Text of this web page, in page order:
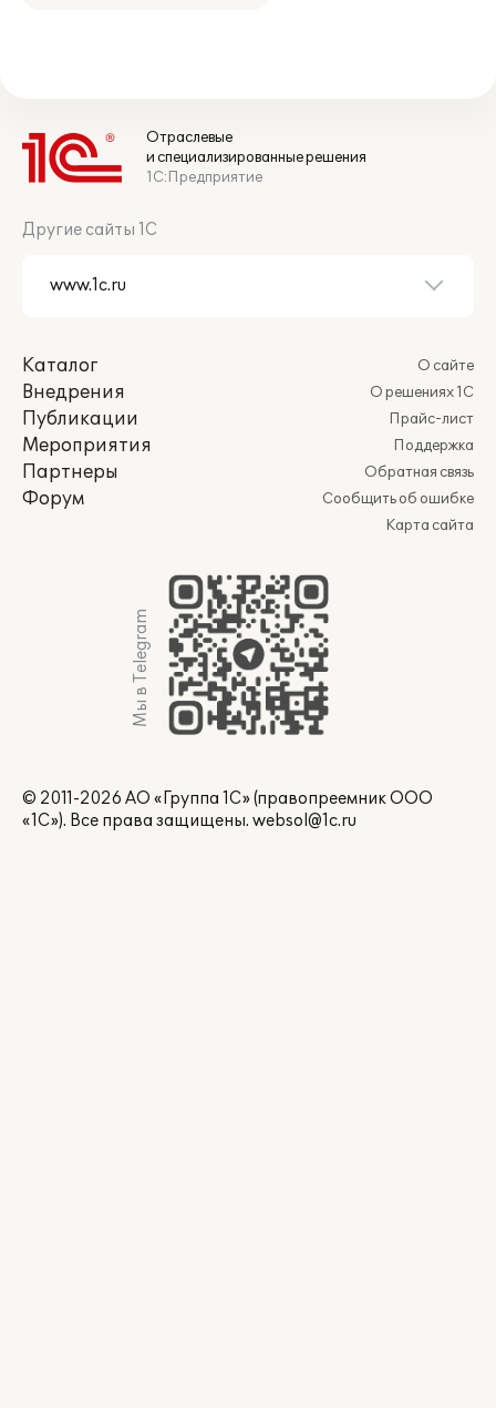
Отраслевые
и специализированные решения
1С:Предприятие
Другие сайты 1С
Каталог
Внедрения
Публикации
Мероприятия
Партнеры
Форум
О сайте
О решениях 1С
Прайс-лист
Поддержка
Обратная связь
Сообщить об ошибке
Карта сайта
Мы в Telegram
© 2011-2026 АО «Группа 1С» (правопреемник ООО
«1С»). Все права защищены. websol@1c.ru